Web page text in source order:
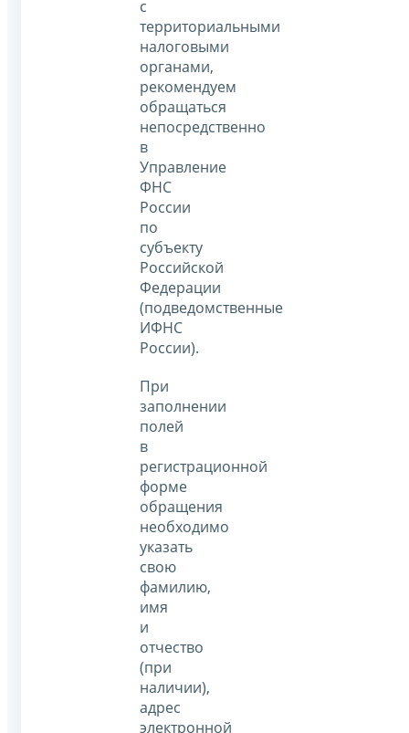
с
территориальными
налоговыми
органами,
рекомендуем
обращаться
непосредственно
в
Управление
ФНС
России
по
субъекту
Российской
Федерации
(подведомственные
ИФНС
России).
При
заполнении
полей
в
регистрационной
форме
обращения
необходимо
указать
свою
фамилию,
имя
и
отчество
(при
наличии),
адрес
электронной